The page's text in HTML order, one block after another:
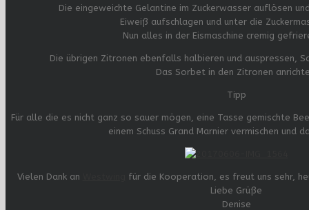
Die eingeweichte Gelantine im Zuckerwasser auflösen
Eiweiß aufschlagen und unter die
Nun alles in der Eismaschine cremig
Die übrigen Zitronen ebenfalls halbieren und auspressen,
Das Sorbet in den Zitronen
Tipp
Für alle die es nicht ganz so sauer mögen, eine Tasse gemischte
einem Schuss Grand Marnier vermischen und
Vielen Dank an
für die Kooperation, es freut uns sehr,
Liebe Grüße
Denise